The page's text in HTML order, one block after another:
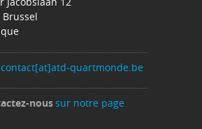
Brussel
contact[at]atd-quartmonde.be
noussur notre page